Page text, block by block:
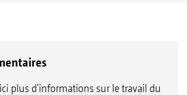
plus d'informations sur le travail du